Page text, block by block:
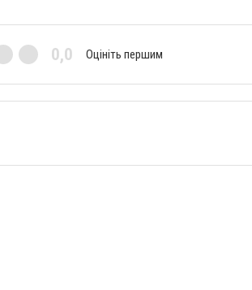
0,0 Оцініть першим